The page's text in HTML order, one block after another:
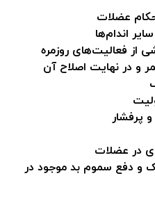
عضلات
اندام‌ها
از فعالیت‌های روزمره
و در نهایت اصلاح آن
پرفشار
در عضلات
و دفع سموم بد موجود در